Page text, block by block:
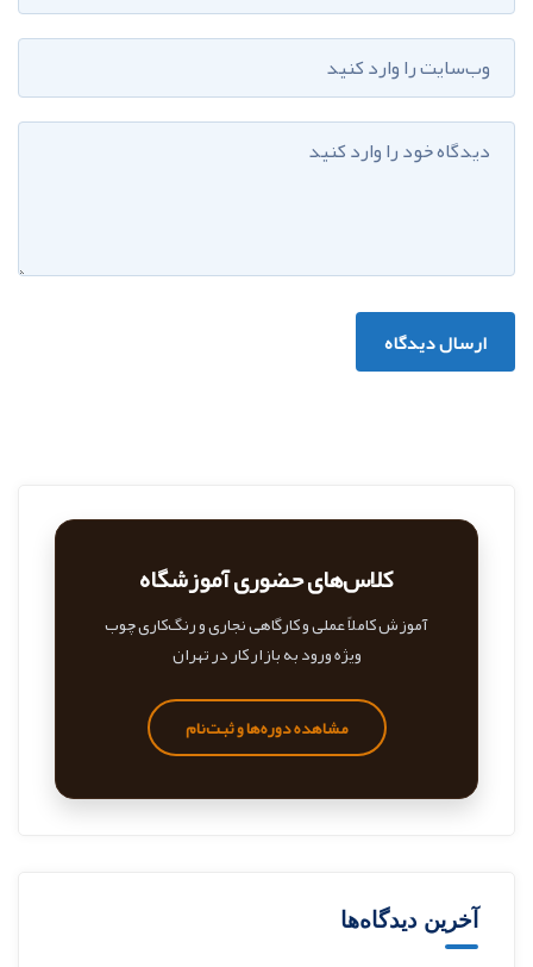
ارسال دیدگاه
کلاس‌های حضوری آموزشگاه
آموزش کاملاً عملی و کارگاهی نجاری و رنگ‌کاری چوب
ویژه ورود به بازار کار در تهران
مشاهده دوره‌ها و ثبت‌نام
آخرین دیدگاه‌ها